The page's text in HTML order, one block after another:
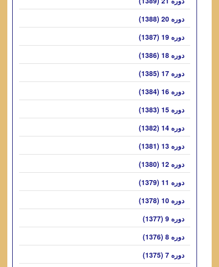
دوره 20 (1388)
دوره 19 (1387)
دوره 18 (1386)
دوره 17 (1385)
دوره 16 (1384)
دوره 15 (1383)
دوره 14 (1382)
دوره 13 (1381)
دوره 12 (1380)
دوره 11 (1379)
دوره 10 (1378)
دوره 9 (1377)
دوره 8 (1376)
دوره 7 (1375)